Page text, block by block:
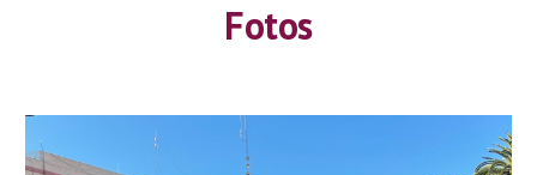
Fotos